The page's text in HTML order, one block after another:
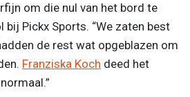
om die nul van het bord te
bij Pickx Sports. “We zaten best
de rest wat opgeblazen om
Franziska Koch deed het